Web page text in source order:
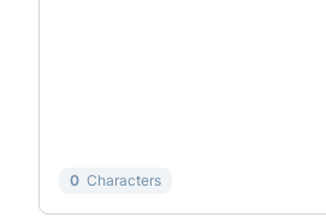
0 Characters